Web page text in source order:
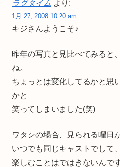
ラグタイム より:
1月 27, 2008 10:20 am
キジさんようこそ♪
昨年の写真と見比べてみると
ね。
ちょっとは変化してるかと思
かと
笑ってしまいました(笑)
ワタシの場合、見られる曜日
いつでも同じキャストでして
楽しむことはではきないんで